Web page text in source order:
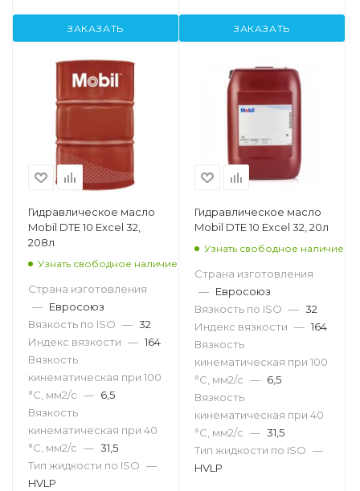
ЗАКАЗАТЬ ЗАКАЗАТЬ
Гидравлическое масло
Mobil DTE 10 Excel 32,
208л
Узнать свободное наличие
Страна изготовления
— Евросоюз
Вязкость по ISO — 32
Индекс вязкости — 164
Вязкость
кинематическая при 100
°С, мм2/с — 6,5
Вязкость
кинематическая при 40
°С, мм2/с — 31,5
Тип жидкости по ISO —
HVLP
Гидравлическое масло
Mobil DTE 10 Excel 32, 20л
Узнать свободное наличие
Страна изготовления
— Евросоюз
Вязкость по ISO — 32
Индекс вязкости — 164
Вязкость
кинематическая при 100
°С, мм2/с — 6,5
Вязкость
кинематическая при 40
°С, мм2/с — 31,5
Тип жидкости по ISO —
HVLP